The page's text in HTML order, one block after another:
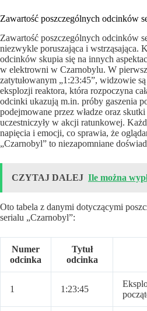
Zawartość poszczególnych odcinków
Zawartość poszczególnych odcinków
niezwykle poruszająca i wstrząsająca.
odcinków skupia się na innych
w elektrowni w Czarnobylu. W
zatytułowanym „1:23:45”, widzowie
eksplozji reaktora, która rozpoczyna
odcinki ukazują m.in. próby gaszenia
podejmowane przez władze oraz
uczestniczyły w akcji ratunkowej.
napięcia i emocji, co sprawia, że
„Czarnobyl” to niezapomniane
CZYTAJ DALEJ Ile można
Oto tabela z danymi dotyczącymi
serialu „Czarnobyl”:
Numer
odcinka
Tytuł
odcinka
1 1:23:45